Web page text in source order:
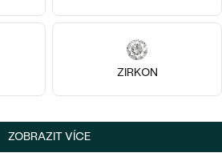
ZIRKON
ZOBRAZIT VÍCE